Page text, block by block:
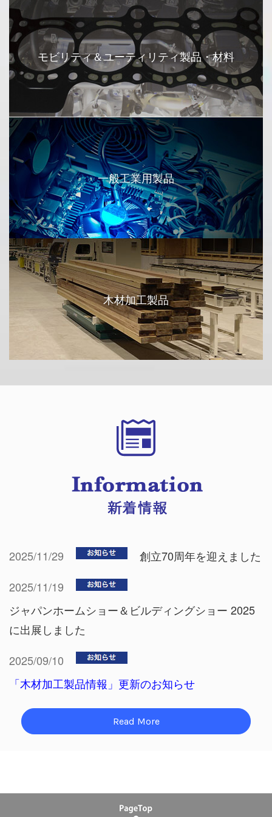
モビリティ＆ユーティリティ製品・材料
一般工業用製品
木材加工製品
2025/11/29
創立70周年を迎えました
2025/11/19
ジャパンホームショー＆ビルディングショー 2025
に出展しました
2025/09/10
「木材加工製品情報」更新のお知らせ
Read More